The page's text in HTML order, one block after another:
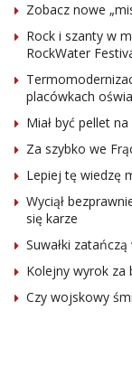
Zobacz nowe
Rock i szanty w
RockWater
placówkach
Miał być pellet
Za szybko we
Lepiej tę wiedzę
Wyciął
się karze
Suwałki
Kolejny wyrok za
Czy wojskowy